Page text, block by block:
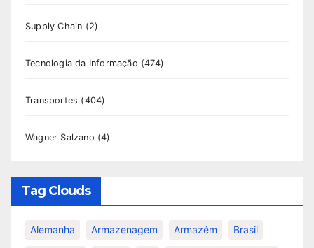
Supply Chain (2)
Tecnologia da Informação (474)
Transportes (404)
Wagner Salzano (4)
Tag Clouds
Alemanha Armazenagem Armazém Brasil